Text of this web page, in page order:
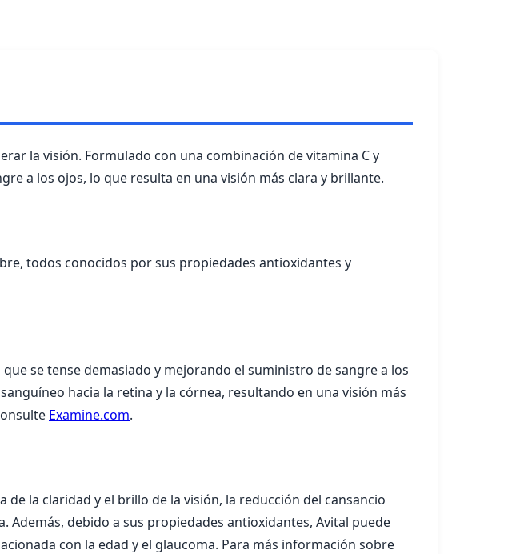
la visión. Formulado con una combinación de vitamina C y
a los ojos, lo que resulta en una visión más clara y brillante.
todos conocidos por sus propiedades antioxidantes y
se tense demasiado y mejorando el suministro de sangre a los
hacia la retina y la córnea, resultando en una visión más
Examine.com.
la claridad y el brillo de la visión, la reducción del cansancio
debido a sus propiedades antioxidantes, Avital puede
con la edad y el glaucoma. Para más información sobre